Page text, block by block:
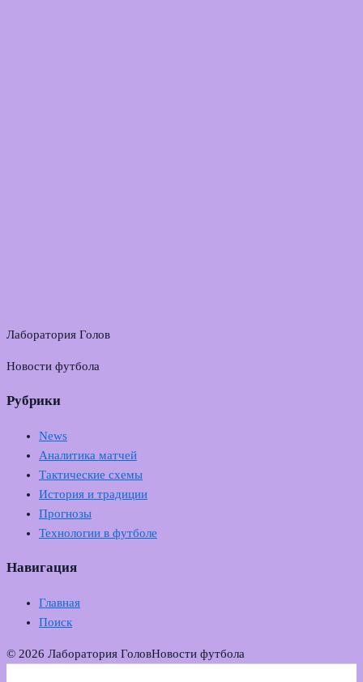
Лаборатория Голов
Новости футбола
Рубрики
News
Аналитика матчей
Тактические схемы
История и традиции
Прогнозы
Технологии в футболе
Навигация
Главная
Поиск
© 2026 Лаборатория ГоловНовости футбола